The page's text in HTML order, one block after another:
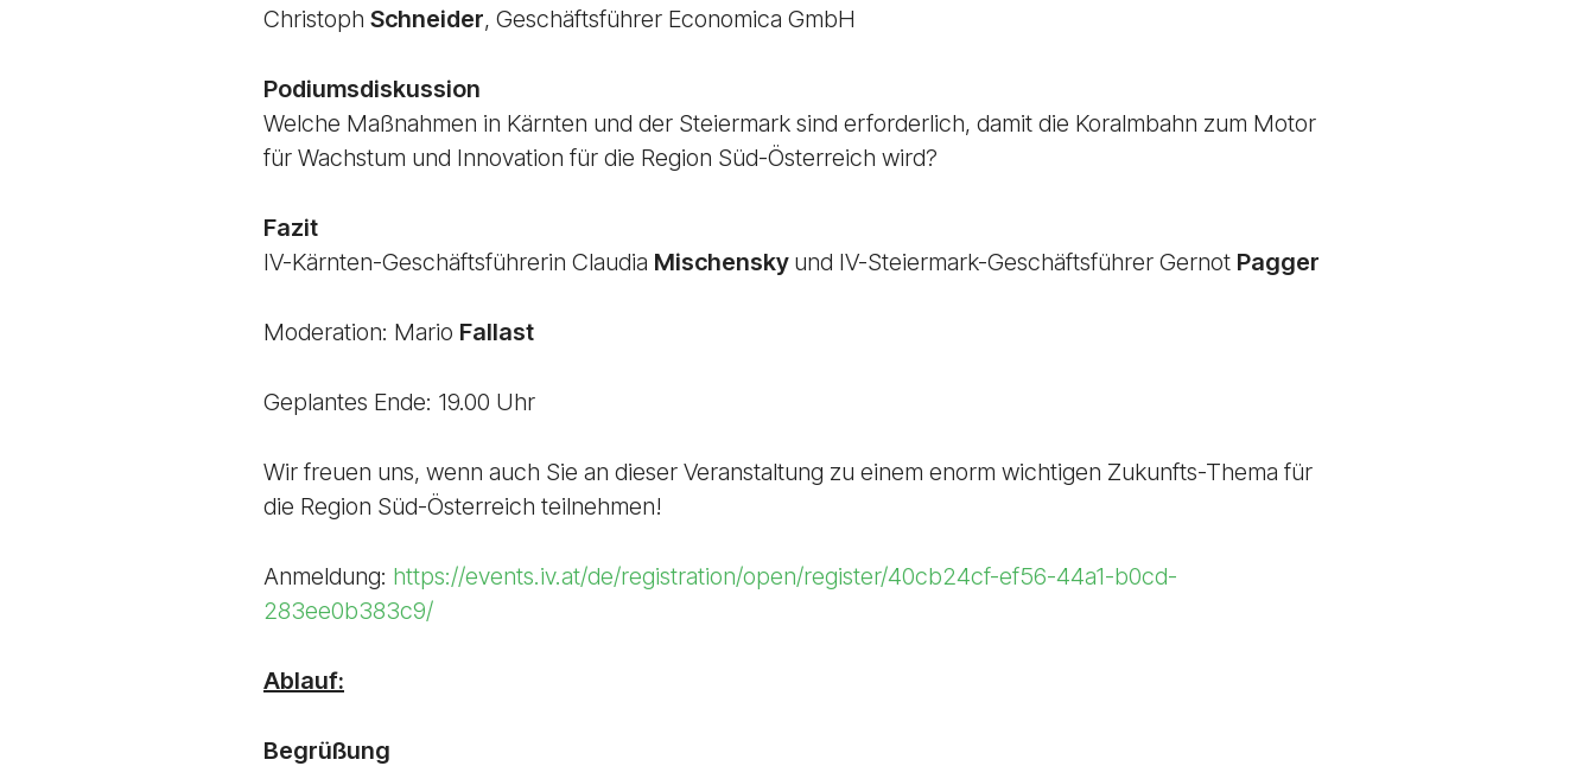
Christoph Schneider, Geschäftsführer Economica GmbH
Podiumsdiskussion
Welche Maßnahmen in Kärnten und der Steiermark sind erforderlich, damit die Koralmbahn zum Motor
für Wachstum und Innovation für die Region Süd-Österreich wird?
Fazit
IV-Kärnten-Geschäftsführerin Claudia Mischensky und IV-Steiermark-Geschäftsführer Gernot Pagger
Moderation: Mario Fallast
Geplantes Ende: 19.00 Uhr
Wir freuen uns, wenn auch Sie an dieser Veranstaltung zu einem enorm wichtigen Zukunfts-Thema für
die Region Süd-Österreich teilnehmen!
Anmeldung: https://events.iv.at/de/registration/open/register/40cb24cf-ef56-44a1-b0cd-
283ee0b383c9/
Ablauf:
Begrüßung